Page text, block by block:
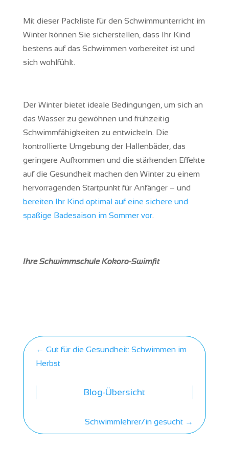
Mit dieser Packliste für den Schwimmunterricht im
Winter können Sie sicherstellen, dass Ihr Kind
bestens auf das Schwimmen vorbereitet ist und
sich wohlfühlt.
Der Winter bietet ideale Bedingungen, um sich an
das Wasser zu gewöhnen und frühzeitig
Schwimmfähigkeiten zu entwickeln. Die
kontrollierte Umgebung der Hallenbäder, das
geringere Aufkommen und die stärkenden Effekte
auf die Gesundheit machen den Winter zu einem
hervorragenden Startpunkt für Anfänger – und
bereiten Ihr Kind optimal auf eine sichere und
spaßige Badesaison im Sommer vor.
Ihre Schwimmschule Kokoro-Swimfit
← Gut für die Gesundheit: Schwimmen im
Herbst
Blog-Übersicht
Schwimmlehrer/in gesucht →